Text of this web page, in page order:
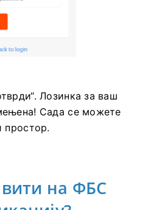
Лозинка за ваш
Сада се можете
простор.
на ФБС